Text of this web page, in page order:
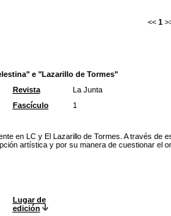
<< 1
e "Lazarillo de Tormes"
Revista La Junta
Fascículo 1
en LC y El Lazarillo de Tormes. A través
artística y por su manera de cuestionar el
Lugar de
edición